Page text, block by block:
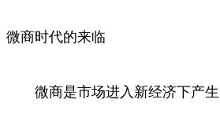
微商时代的来临
微商是市场进入新经济下产生